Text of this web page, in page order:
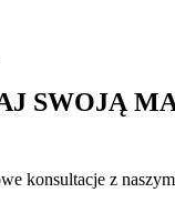
SWOJĄ
konsultacje z